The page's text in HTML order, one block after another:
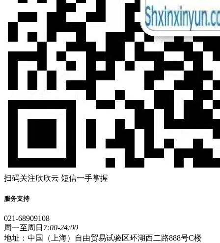
扫码关注欣欣云 短信一手掌握
服务支持
021-68909108
周一至周日 7:00-24:00
地址：中国（上海）自由贸易试验区环湖西二路888号C楼